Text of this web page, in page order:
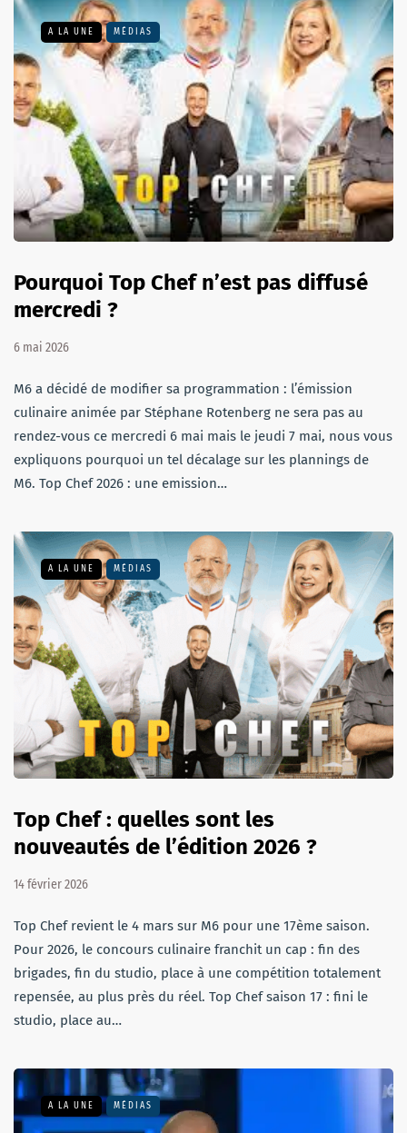
A LA UNE MÉDIAS
Pourquoi Top Chef n’est pas diffusé
mercredi ?
6 mai 2026
M6 a décidé de modifier sa programmation : l’émission
culinaire animée par Stéphane Rotenberg ne sera pas au
rendez-vous ce mercredi 6 mai mais le jeudi 7 mai, nous vous
expliquons pourquoi un tel décalage sur les plannings de
M6. Top Chef 2026 : une emission…
A LA UNE MÉDIAS
Top Chef : quelles sont les
nouveautés de l’édition 2026 ?
14 février 2026
Top Chef revient le 4 mars sur M6 pour une 17ème saison.
Pour 2026, le concours culinaire franchit un cap : fin des
brigades, fin du studio, place à une compétition totalement
repensée, au plus près du réel. Top Chef saison 17 : fini le
studio, place au…
A LA UNE MÉDIAS